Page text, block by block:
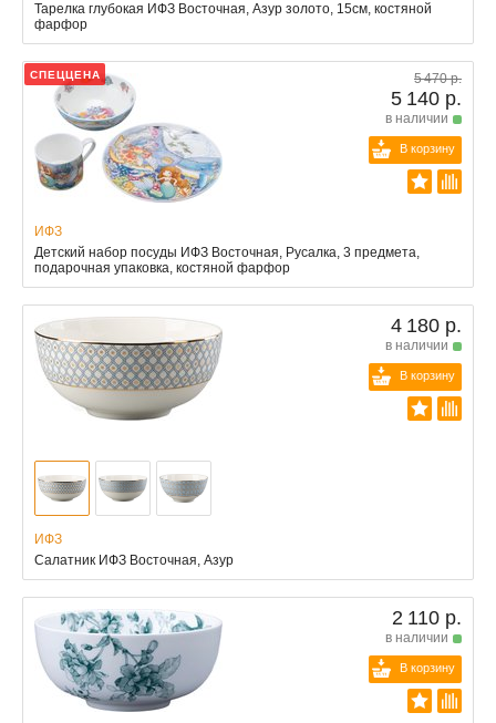
Тарелка глубокая ИФЗ Восточная, Азур золото, 15см, костяной
фарфор
СПЕЦЦЕНА 5 470 р.
5 140 р.
в наличии
В корзину
ИФЗ
Детский набор посуды ИФЗ Восточная, Русалка, 3 предмета,
подарочная упаковка, костяной фарфор
4 180 р.
в наличии
В корзину
ИФЗ
Салатник ИФЗ Восточная, Азур
2 110 р.
в наличии
В корзину